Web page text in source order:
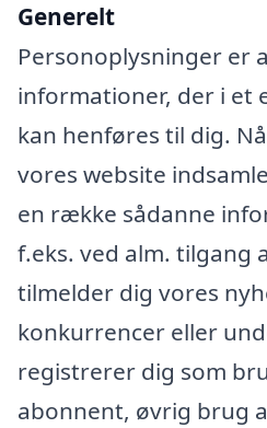
Generelt
Personoplysninger er
informationer, der i et
kan henføres til dig.
vores website
en række sådanne
f.eks. ved alm. tilgang
tilmelder dig vores
konkurrencer eller
registrerer dig som
abonnent, øvrig brug